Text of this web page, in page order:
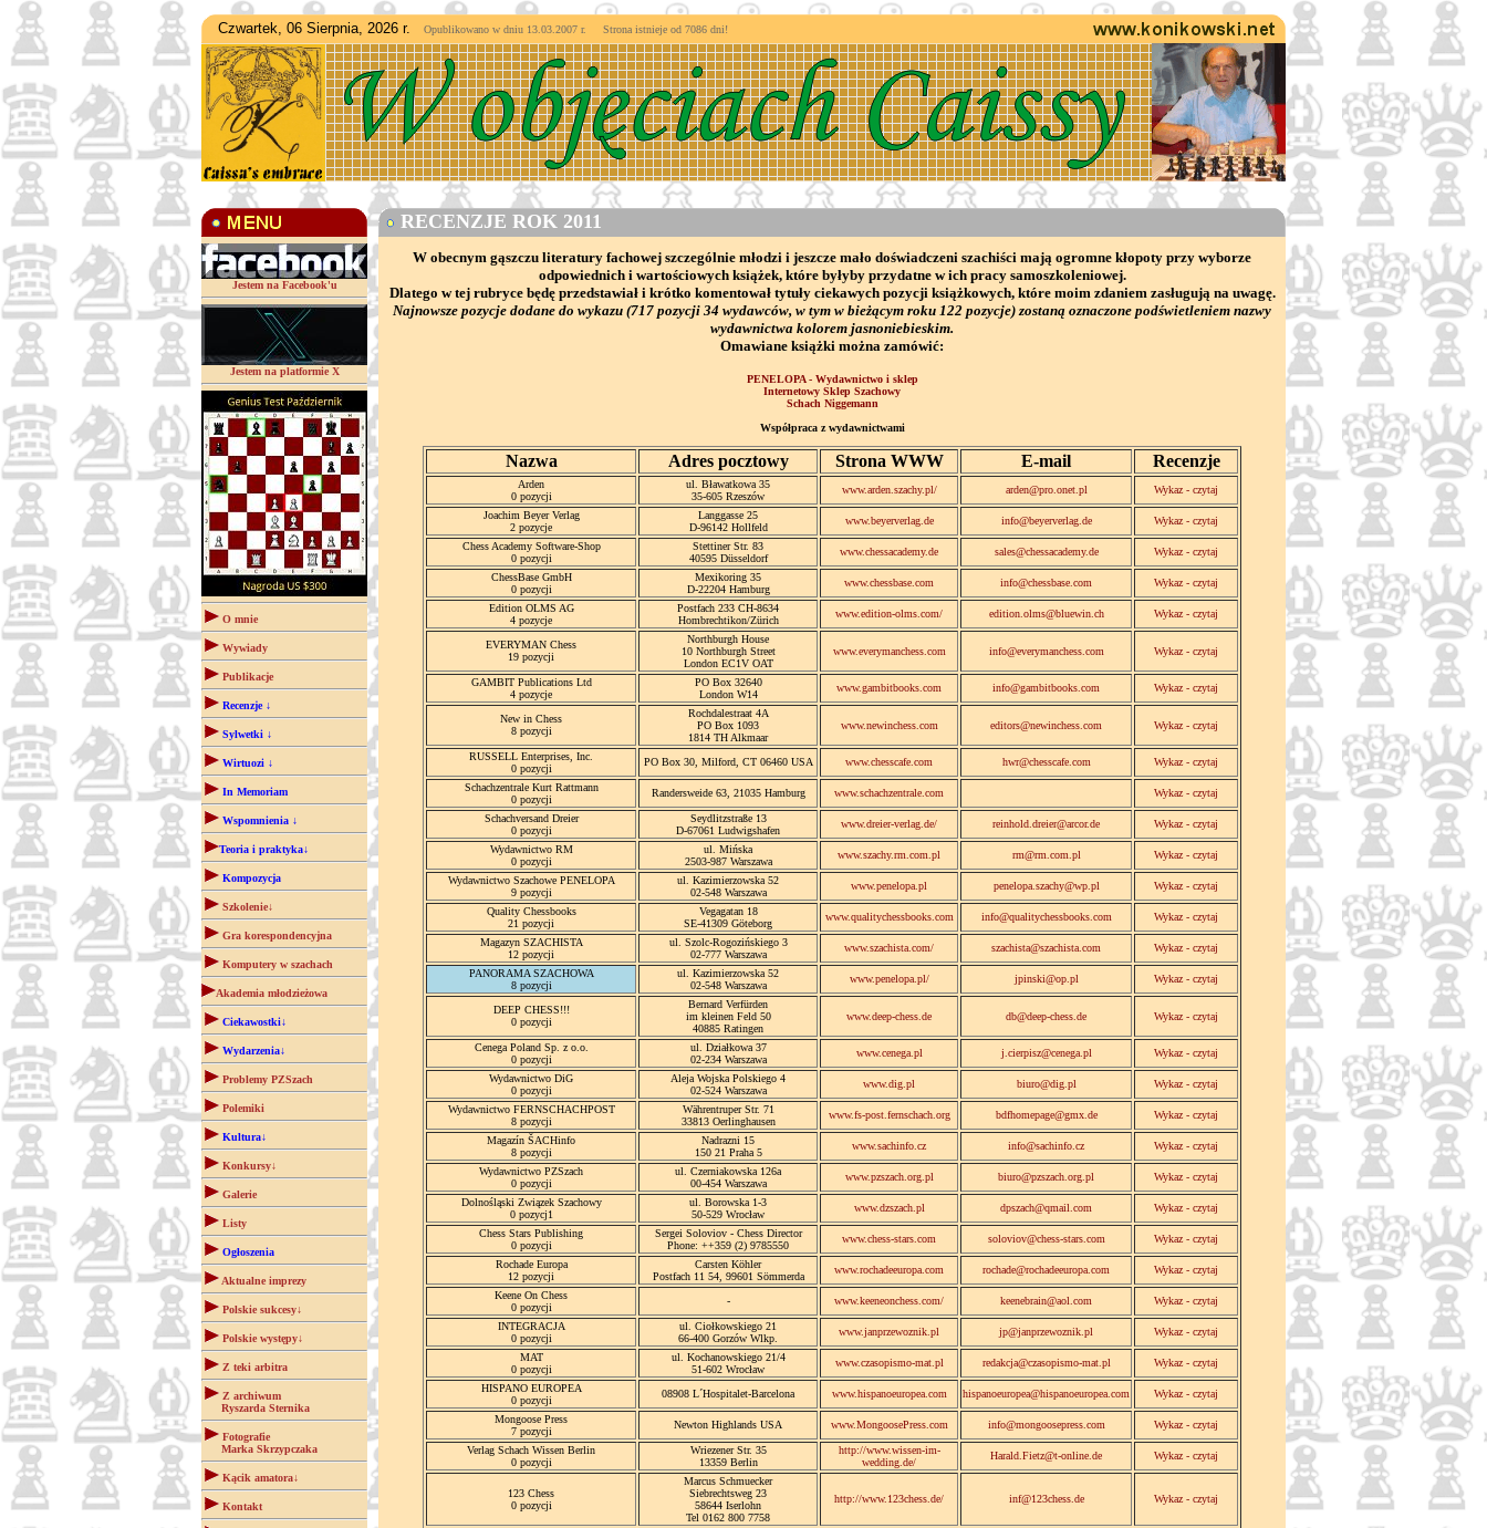
Czwartek, 06 Sierpnia, 2026 r. Opublikowano w dniu 13.03.2007 r. Strona istnieje od 7086 dni!
Jestem na Facebook'u
Jestem na platformie X
O mnie
Wywiady
Publikacje
Recenzje ↓
Sylwetki ↓
Wirtuozi ↓
In Memoriam
Wspomnienia ↓
Teoria i praktyka↓
Kompozycja
Szkolenie↓
Gra korespondencyjna
Komputery w szachach
Akademia młodzieżowa
Ciekawostki↓
Wydarzenia↓
Problemy PZSzach
Polemiki
Kultura↓
Konkursy↓
Galerie
Listy
Ogłoszenia
Aktualne imprezy
Polskie sukcesy↓
Polskie występy↓
Z teki arbitra
Z archiwum
Ryszarda Sternika
Fotografie
Marka Skrzypczaka
Kącik amatora↓
Kontakt
RECENZJE ROK 2011
W obecnym gąszczu literatury fachowej szczególnie młodzi i jeszcze mało doświadczeni szachiści mają ogromne kłopoty przy wyborze
odpowiednich i wartościowych książek, które byłyby przydatne w ich pracy samoszkoleniowej.
Dlatego w tej rubryce będę przedstawiał i krótko komentował tytuły ciekawych pozycji książkowych, które moim zdaniem zasługują na uwagę.
Najnowsze pozycje dodane do wykazu (717 pozycji 34 wydawców, w tym w bieżącym roku 122 pozycje) zostaną oznaczone podświetleniem nazwy
wydawnictwa kolorem jasnoniebieskim.
Omawiane książki można zamówić:
PENELOPA - Wydawnictwo i sklep
Internetowy Sklep Szachowy
Schach Niggemann
Współpraca z wydawnictwami
Nazwa Adres pocztowy Strona WWW E-mail Recenzje
Arden
0 pozycji
ul. Bławatkowa 35
35-605 Rzeszów
www.arden.szachy.pl/ arden@pro.onet.pl Wykaz - czytaj
Joachim Beyer Verlag
2 pozycje
Langgasse 25
D-96142 Hollfeld
www.beyerverlag.de info@beyerverlag.de Wykaz - czytaj
Chess Academy Software-Shop
0 pozycji
Stettiner Str. 83
40595 Düsseldorf
www.chessacademy.de sales@chessacademy.de Wykaz - czytaj
ChessBase GmbH
0 pozycji
Mexikoring 35
D-22204 Hamburg
www.chessbase.com info@chessbase.com Wykaz - czytaj
Edition OLMS AG
4 pozycje
Postfach 233 CH-8634
Hombrechtikon/Zürich
www.edition-olms.com/ edition.olms@bluewin.ch Wykaz - czytaj
EVERYMAN Chess
19 pozycji
Northburgh House
10 Northburgh Street
London EC1V OAT
www.everymanchess.com info@everymanchess.com Wykaz - czytaj
GAMBIT Publications Ltd
4 pozycje
PO Box 32640
London W14
www.gambitbooks.com info@gambitbooks.com Wykaz - czytaj
New in Chess
8 pozycji
Rochdalestraat 4A
PO Box 1093
1814 TH Alkmaar
www.newinchess.com editors@newinchess.com Wykaz - czytaj
RUSSELL Enterprises, Inc.
0 pozycji
PO Box 30, Milford, CT 06460 USA www.chesscafe.com hwr@chesscafe.com Wykaz - czytaj
Schachzentrale Kurt Rattmann
0 pozycji
Randersweide 63, 21035 Hamburg www.schachzentrale.com Wykaz - czytaj
Schachversand Dreier
0 pozycji
Seydlitzstraße 13
D-67061 Ludwigshafen
www.dreier-verlag.de/ reinhold.dreier@arcor.de Wykaz - czytaj
Wydawnictwo RM
0 pozycji
ul. Mińska
2503-987 Warszawa
www.szachy.rm.com.pl rm@rm.com.pl Wykaz - czytaj
Wydawnictwo Szachowe PENELOPA
9 pozycji
ul. Kazimierzowska 52
02-548 Warszawa
www.penelopa.pl penelopa.szachy@wp.pl Wykaz - czytaj
Quality Chessbooks
21 pozycji
Vegagatan 18
SE-41309 Göteborg
www.qualitychessbooks.com info@qualitychessbooks.com Wykaz - czytaj
Magazyn SZACHISTA
12 pozycji
ul. Szolc-Rogozińskiego 3
02-777 Warszawa
www.szachista.com/ szachista@szachista.com Wykaz - czytaj
PANORAMA SZACHOWA
8 pozycji
ul. Kazimierzowska 52
02-548 Warszawa
www.penelopa.pl/ jpinski@op.pl Wykaz - czytaj
DEEP CHESS!!!
0 pozycji
Bernard Verfürden
im kleinen Feld 50
40885 Ratingen
www.deep-chess.de db@deep-chess.de Wykaz - czytaj
Cenega Poland Sp. z o.o.
0 pozycji
ul. Działkowa 37
02-234 Warszawa
www.cenega.pl j.cierpisz@cenega.pl Wykaz - czytaj
Wydawnictwo DiG
0 pozycji
Aleja Wojska Polskiego 4
02-524 Warszawa
www.dig.pl biuro@dig.pl Wykaz - czytaj
Wydawnictwo FERNSCHACHPOST
8 pozycji
Währentruper Str. 71
33813 Oerlinghausen
www.fs-post.fernschach.org bdfhomepage@gmx.de Wykaz - czytaj
Magazín ŠACHinfo
8 pozycji
Nadrazni 15
150 21 Praha 5
www.sachinfo.cz info@sachinfo.cz Wykaz - czytaj
Wydawnictwo PZSzach
0 pozycji
ul. Czerniakowska 126a
00-454 Warszawa
www.pzszach.org.pl biuro@pzszach.org.pl Wykaz - czytaj
Dolnośląski Związek Szachowy
0 pozycj1
ul. Borowska 1-3
50-529 Wrocław
www.dzszach.pl dpszach@qmail.com Wykaz - czytaj
Chess Stars Publishing
0 pozycji
Sergei Soloviov - Chess Director
Phone: ++359 (2) 9785550
www.chess-stars.com soloviov@chess-stars.com Wykaz - czytaj
Rochade Europa
12 pozycji
Carsten Köhler
Postfach 11 54, 99601 Sömmerda
www.rochadeeuropa.com rochade@rochadeeuropa.com Wykaz - czytaj
Keene On Chess
0 pozycji
- www.keeneonchess.com/ keenebrain@aol.com Wykaz - czytaj
INTEGRACJA
0 pozycji
ul. Ciołkowskiego 21
66-400 Gorzów Wlkp.
www.janprzewoznik.pl jp@janprzewoznik.pl Wykaz - czytaj
MAT
0 pozycji
ul. Kochanowskiego 21/4
51-602 Wrocław
www.czasopismo-mat.pl redakcja@czasopismo-mat.pl Wykaz - czytaj
HISPANO EUROPEA
0 pozycji
08908 L´Hospitalet-Barcelona www.hispanoeuropea.com hispanoeuropea@hispanoeuropea.com Wykaz - czytaj
Mongoose Press
7 pozycji
Newton Highlands USA www.MongoosePress.com info@mongoosepress.com Wykaz - czytaj
Verlag Schach Wissen Berlin
0 pozycji
Wriezener Str. 35
13359 Berlin
http://www.wissen-im-
wedding.de/
Harald.Fietz@t-online.de Wykaz - czytaj
123 Chess
0 pozycji
Marcus Schmuecker
Siebrechtsweg 23
58644 Iserlohn
Tel 0162 800 7758
http://www.123chess.de/ inf@123chess.de Wykaz - czytaj